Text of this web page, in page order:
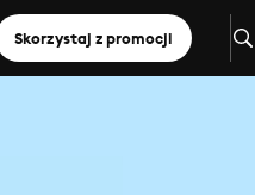
Skorzystaj z promocji